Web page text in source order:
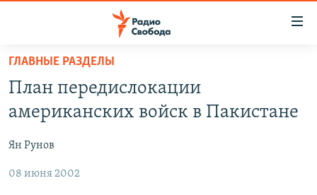
упрощенного
доступа
основному
Вернутся
АВТОРСКИЕ ПРОЕКТЫ
ЦИТАТЫ СВОБОДЫ
МНЕНИЯ
ГЛАВНЫЕ РАЗДЕЛЫ
План передислокации
американских войск в Пакистане
Ян Рунов
08 июня 2002